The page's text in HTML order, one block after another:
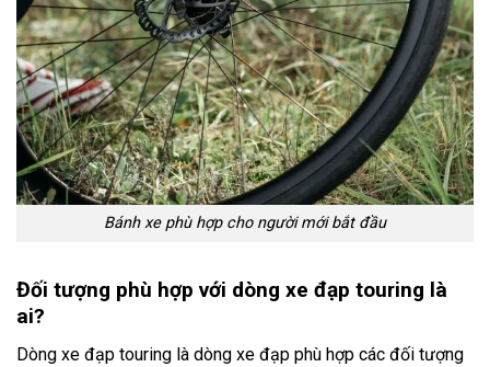
Bánh xe phù hợp cho người mới bắt đầu
Đối tượng phù hợp với dòng xe đạp touring là
ai?
Dòng xe đạp touring là dòng xe đạp phù hợp các đối tượng